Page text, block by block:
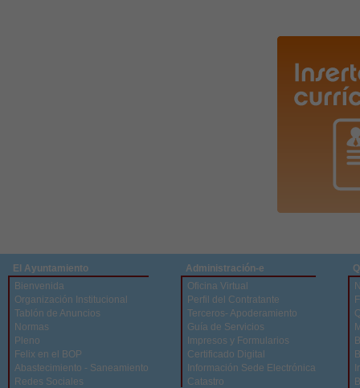
El Ayuntamiento
Bienvenida
Organización Institucional
Tablón de Anuncios
Normas
Pleno
Felix en el BOP
Abastecimiento - Saneamiento
Redes Sociales
Administración-e
Oficina Virtual
Perfil del Contratante
Terceros- Apoderamiento
Guía de Servicios
Impresos y Formularios
Certificado Digital
Información Sede Electrónica
Catastro